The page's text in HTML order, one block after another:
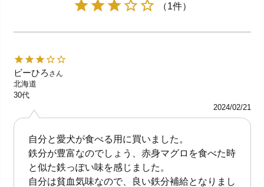
（1件）
ビーひろ さん
北海道
30代
2024/02/21
自分と愛犬が食べる用に買いました。
鉄分が豊富なのでしょう、赤身マグロを食べた時
と似た鉄っぽい味を感じました。
自分は貧血気味なので、良い鉄分補給となりまし